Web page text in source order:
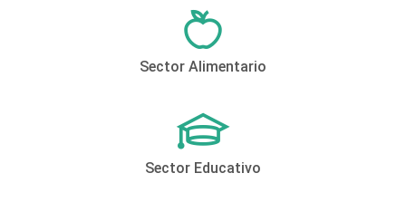
Sector Alimentario
Sector Educativo